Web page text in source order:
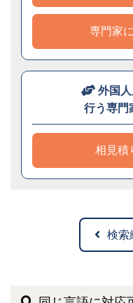
専門家
外国
行う専門
相見積
検索